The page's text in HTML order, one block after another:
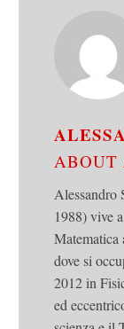
ABOUT
Alessandro
1988) vive
Matematica
dove si
2012 in
ed